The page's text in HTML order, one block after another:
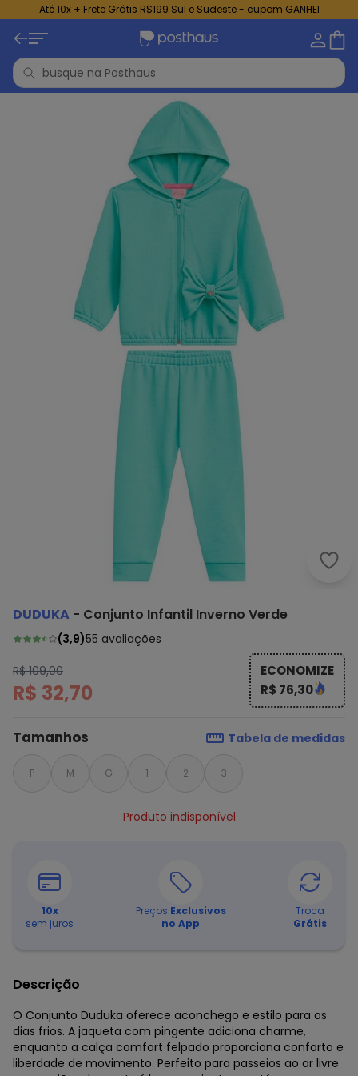
Até 10x + Frete Grátis R$199 Sul e Sudeste - cupom GANHEI
DUDUKA - Conjunto Infantil Inverno Verde
(3,9)55 avaliações
R$ 109,00
R$ 32,70
ECONOMIZE
R$ 76,30
Tamanhos Tabela de medidas
P M G 1 2 3
Produto indisponível
10x
sem juros
Preços Exclusivos
no App
Troca
Grátis
Descrição
O Conjunto Duduka oferece aconchego e estilo para os
dias frios. A jaqueta com pingente adiciona charme,
enquanto a calça comfort felpado proporciona conforto e
liberdade de movimento. Perfeito para passeios ao ar livre